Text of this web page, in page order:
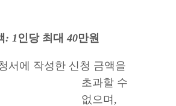
: 1 인당 최대40만원
서에 작성한 신청 금액을
초과할 수
없으며 ,